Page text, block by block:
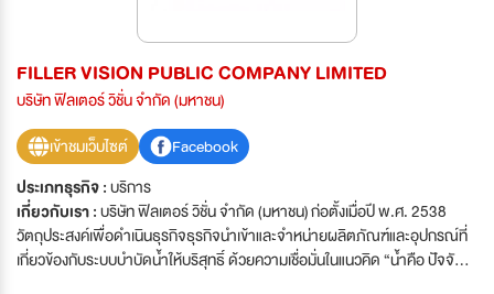
FILLER VISION PUBLIC COMPANY LIMITED
บริษัท ฟิลเตอร์ วิชั่น จำกัด (มหาชน)
เข้าชมเว็บไซต์
Facebook
ประเภทธุรกิจ :บริการ
เกี่ยวกับเรา :บริษัท ฟิลเตอร์ วิชั่น จำกัด (มหาชน) ก่อตั้งเมื่อปี พ.ศ. 2538
วัตถุประสงค์เพื่อดำเนินธุรกิจธุรกิจนำเข้าและจำหน่ายผลิตภัณฑ์และอุปกรณ์ที่
เกี่ยวข้องกับระบบบำบัดน้ำให้บริสุทธิ์ ด้วยความเชื่อมั่นในแนวคิด “น้ำคือ ปัจจัย